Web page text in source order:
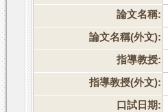
論文名稱:
論文名稱(外文):
指導教授:
指導教授(外文):
口試日期: